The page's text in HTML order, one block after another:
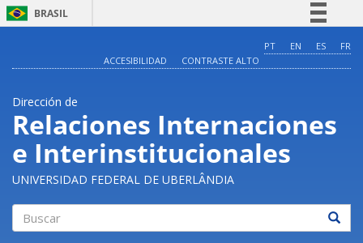
BRASIL
Comunica BR
Acesso à informação
Legislação
Canais
PT EN ES
FR
ACCESIBILIDAD
CONTRASTE ALTO
Dirección de
Relaciones Internaciones
e Interinstitucionales
UNIVERSIDAD FEDERAL DE UBERLÂNDIA